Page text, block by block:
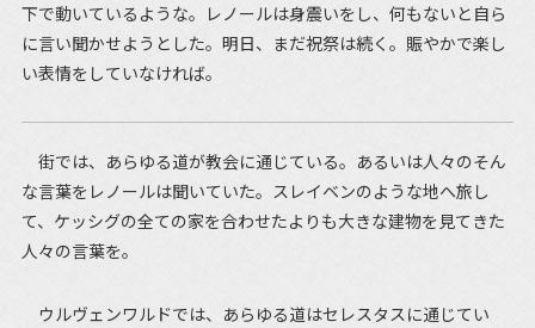
下で動いているような。レノールは身震いをし、何もないと自ら
に言い聞かせようとした。明日、まだ祝祭は続く。賑やかで楽し
い表情をしていなければ。
街では、あらゆる道が教会に通じている。あるいは人々のそん
な言葉をレノールは聞いていた。スレイベンのような地へ旅し
て、ケッシグの全ての家を合わせたよりも大きな建物を見てきた
人々の言葉を。
ウルヴェンワルドでは、あらゆる道はセレスタスに通じてい